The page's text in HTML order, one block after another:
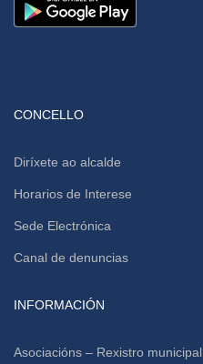
CONCELLO
Diríxete ao alcalde
Horarios de Interese
Sede Electrónica
Canal de denuncias
INFORMACIÓN
Asociacións – Rexistro municipal